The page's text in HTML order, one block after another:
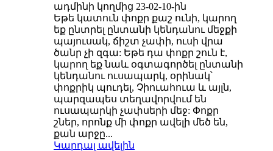
ադմինի կողմից 23-02-10-ին
Եթե ​​կատուն փոքր քաշ ունի, կարող
եք ընտրել ընտանի կենդանու մեջքի
պայուսակ, ճիշտ չափի, ուսի վրա
ծանր չի զգա: Եթե ​​դա փոքր շուն է,
կարող եք նաև օգտագործել ընտանի
կենդանու ուսապարկ, օրինակ՝
փոքրիկ պուդել, Չիուահուա և այլն,
պարզապես տեղավորվում են
ուսապարկի չափսերի մեջ: Փոքր
շներ, որոնք մի փոքր ավելի մեծ են,
քան արջը...
Կարդալ ավելին